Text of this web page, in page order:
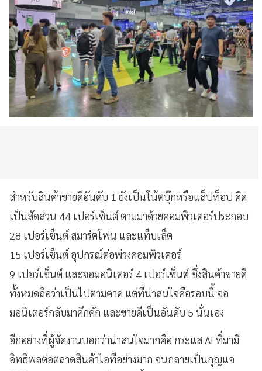
สำหรับสินค้าขายดีอันดับ 1 ยังเป็นโน้ตบุ๊กหรือแล็ปท็อป คิด
เป็นสัดส่วน 44 เปอร์เซ็นต์ ตามมาด้วยคอมพิวเตอร์ประกอบ
28 เปอร์เซ็นต์ สมาร์ตโฟน และแท็บเล็ต
15 เปอร์เซ็นต์ อุปกรณ์ต่อพ่วงคอมพิวเตอร์
9 เปอร์เซ็นต์ และจอมอนิเตอร์ 4 เปอร์เซ็นต์ ซึ่งสินค้าขายดี
ทั้งหมดถือว่าเป็นไปตามคาด แต่ที่น่าสนใจคือรอบนี้ จอ
มอนิเตอร์กลับมาคึกคัก และขายดีเป็นอันดับ 5 นั่นเอง
อีกอย่างที่ผู้จัดงานบอกว่าน่าสนใจมากคือ กระแส AI ที่มามี
อิทธิพลต่อตลาดสินค้าไอทีอย่างมาก จนกลายเป็นกุญแจ